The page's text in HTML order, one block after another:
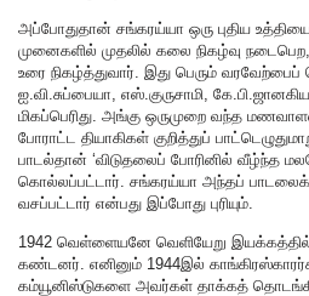
அப்போதுதான் சங்கரய்யா ஒரு புதிய உத்தியை
முனைகளில் முதலில் கலை நிகழ்வு
உரை நிகழ்த்துவார். இது பெரும் வரவேற்பைப்
ஐ.வி.சுப்பையா, எஸ்.குருசாமி,
மிகப்பெரிது. அங்கு ஒருமுறை வந்த
போராட்ட தியாகிகள் குறித்துப்
பாடல்தான் ‘விடுதலைப் போரினில் வீழ்ந்த
கொல்லப்பட்டார். சங்கரய்யா அந்தப்
வசப்பட்டார் என்பது இப்போது புரியும்.
1942 வெள்ளையனே வெளியேறு
கண்டனர். எனினும் 1944இல்
கம்யூனிஸ்டுகளை அவர்கள் தாக்கத்